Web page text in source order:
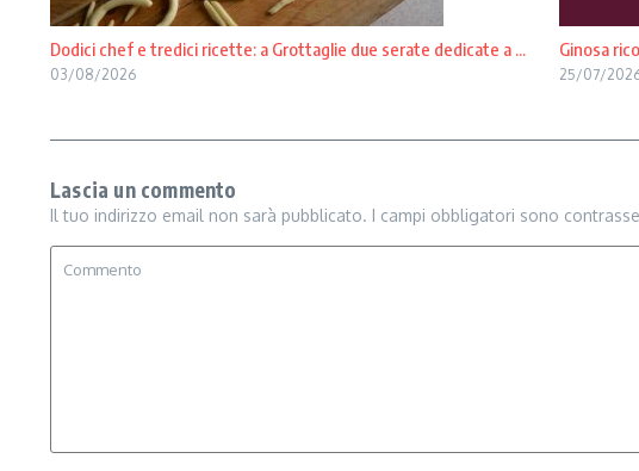
Dodici chef e tredici ricette: a Grottaglie due serate dedicate a ...
03/08/2026
Ginosa
25/07/
Lascia un commento
Il tuo indirizzo email non sarà pubblicato. I campi obbligatori sono